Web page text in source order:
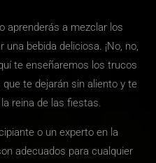
aprenderás a mezclar los
bebida deliciosa. ¡No, no,
te enseñaremos los trucos
te dejarán sin aliento y te
reina de las fiestas.
o un experto en la
adecuados para cualquier